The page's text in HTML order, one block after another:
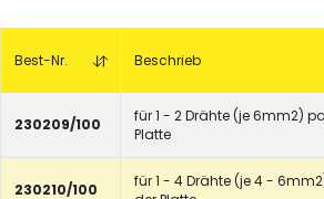
images
gallery
Produkte
-
Best-Nr. Beschrieb
230209/100
für 1 - 2 Drähte (je 6mm2)
Platte
230210/100
für 1 - 4 Drähte (je 4 -